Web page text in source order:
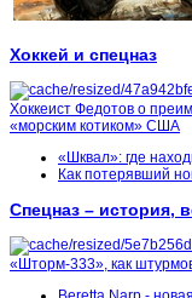
Хоккей и спецназ
Хоккеист Федотов о
«морским котиком» США
«Шквал»: где
Как потерявший
Спецназ – история,
«Шторм-333», как